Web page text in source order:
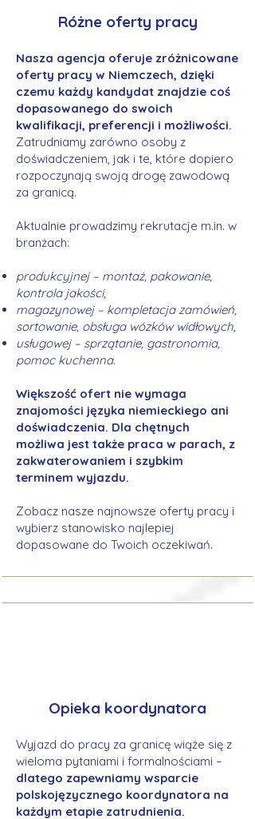
Różne oferty pracy
Nasza agencja oferuje zróżnicowane
oferty pracy w Niemczech, dzięki
czemu każdy kandydat znajdzie coś
dopasowanego do swoich
kwalifikacji, preferencji i możliwości.
Zatrudniamy zarówno osoby z
doświadczeniem, jak i te, które dopiero
rozpoczynają swoją drogę zawodową
za granicą.
Aktualnie prowadzimy rekrutacje m.in. w
branżach:
produkcyjnej – montaż, pakowanie,
kontrola jakości,
magazynowej – kompletacja zamówień,
sortowanie, obsługa wózków widłowych,
usługowej – sprzątanie, gastronomia,
pomoc kuchenna.
Większość ofert nie wymaga
znajomości języka niemieckiego ani
doświadczenia. Dla chętnych
możliwa jest także praca w parach, z
zakwaterowaniem i szybkim
terminem wyjazdu.
Zobacz nasze najnowsze oferty pracy i
wybierz stanowisko najlepiej
dopasowane do Twoich oczekiwań.
Opieka koordynatora
Wyjazd do pracy za granicę wiąże się z
wieloma pytaniami i formalnościami –
dlatego zapewniamy wsparcie
polskojęzycznego koordynatora na
każdym etapie zatrudnienia.